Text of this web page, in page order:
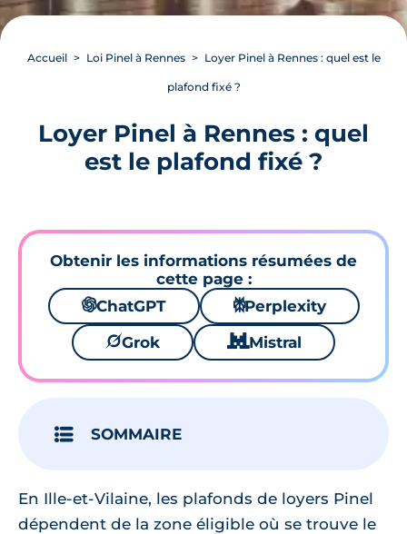
Accueil Loi Pinel à Rennes Loyer Pinel à Rennes : quel est le
plafond fixé ?
Loyer Pinel à Rennes : quel
est le plafond fixé ?
Obtenir les informations résumées de
cette page :
🌌ChatGPT ⚙Perplexity
🪐Grok 🐱 Mistral
SOMMAIRE
En Ille-et-Vilaine, les plafonds de loyers Pinel
dépendent de la zone éligible où se trouve le